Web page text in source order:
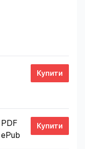
PDF
ePub